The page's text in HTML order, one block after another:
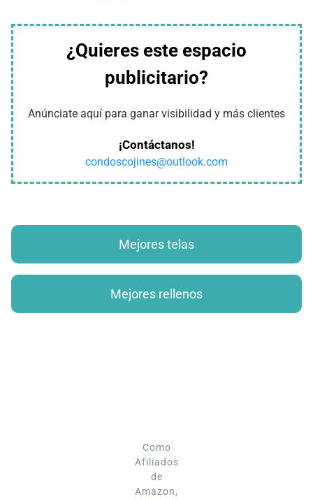
¿Quieres este espacio
publicitario?
Anúnciate aquí para ganar visibilidad y más clientes
¡Contáctanos!
condoscojines@outlook.com
Mejores telas
Mejores rellenos
Como
Afiliados
de
Amazon,